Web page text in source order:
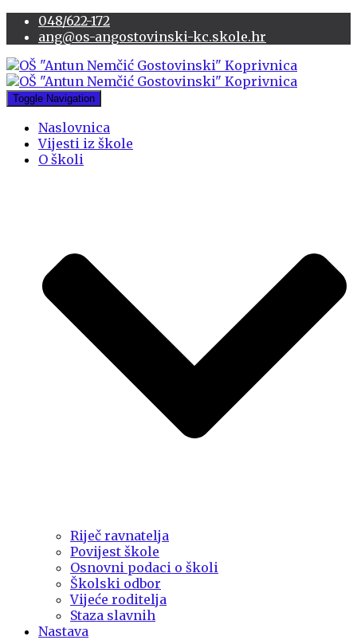
048/622-172
ang@os-angostovinski-kc.skole.hr
Toggle Navigation
Naslovnica
Vijesti iz škole
O školi
Riječ ravnatelja
Povijest škole
Osnovni podaci o školi
Školski odbor
Vijeće roditelja
Staza slavnih
Nastava